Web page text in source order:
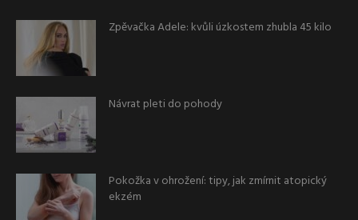
Zpěvačka Adele: kvůli úzkostem zhubla 45 kilo
Návrat pleti do pohody
Pokožka v ohrožení: tipy, jak zmírnit atopický
ekzém